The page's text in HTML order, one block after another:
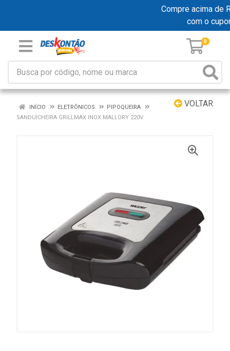
Compre acima de
com o
0
VOLTAR
INÍCIO ELETRÔNICOS
PIPOQUEIRA
SANDUICHEIRA GRILLMAX INOX MALLORY 220V